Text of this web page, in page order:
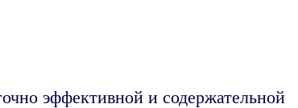
эффективной и содержательной